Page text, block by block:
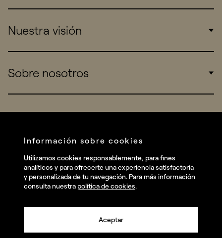
Consumers
Startups
Nuestra visión
Work
Sobre nosotros
Talent
Contact
Instagram
Facebook
Información sobre cookies
Utilizamos cookies responsablemente, para fines
analíticos y para ofrecerte una experiencia satisfactoria
y personalizada de tu navegación. Para más información
consulta nuestra política de cookies.
Aceptar